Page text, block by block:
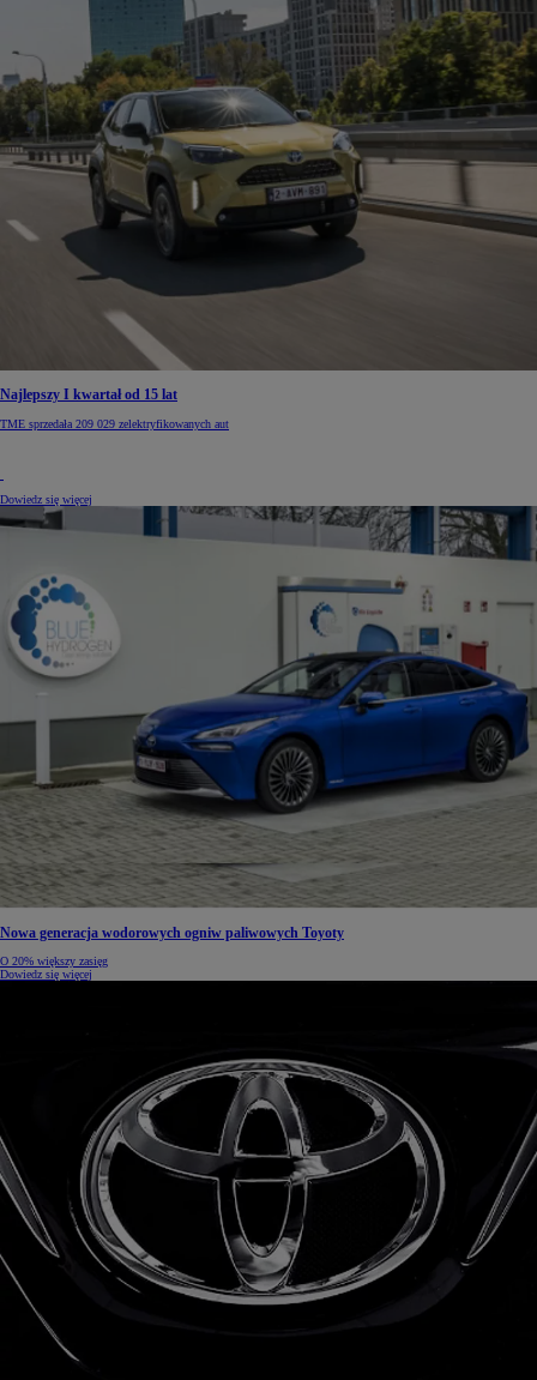
Najlepszy I kwartał od 15 lat
TME sprzedała 209 029 zelektryfikowanych aut
Dowiedz się więcej
Nowa generacja wodorowych ogniw paliwowych Toyoty
O 20% większy zasięg
Dowiedz się więcej